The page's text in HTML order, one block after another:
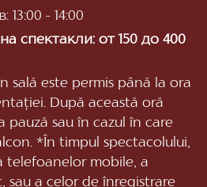
- 14:00
спектакли: от 150 до 400
sală este permis până la ora
După această oră
pauză sau în cazul în care
*În timpul spectacolului,
telefoanelor mobile, a
a celor de înregistrare